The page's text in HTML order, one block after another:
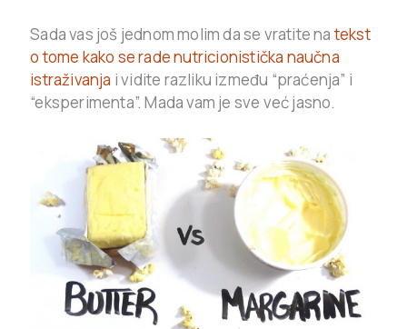
Sada vas još jednom molim da se vratite natekst
o tome kako se rade nutricionistička naučna
istraživanja i vidite razliku između “praćenja” i
“eksperimenta”. Mada vam je sve već jasno.